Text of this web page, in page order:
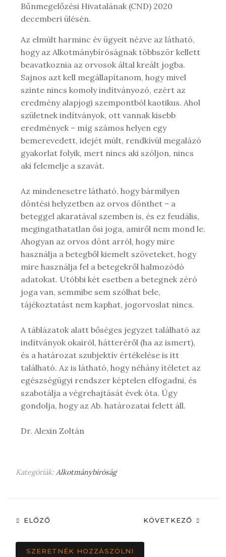
Bűnmegelőzési Hivatalának (CND) 2020
decemberi ülésén.
Az elmúlt harminc év ügyeit nézve az látható,
hogy az Alkotmánybíróságnak többször kellett
beavatkoznia az orvosok által kreált jogba.
Sajnos azt kell megállapítanom, hogy mivel
szinte nincs komoly indítványozó, ezért az
eredmény alapjogi szempontból kaotikus. Ahol
születnek indítványok, ott vannak kisebb
eredmények – míg számos helyen egy
bemerevedett, idejét múlt, rendkívül megalázó
gyakorlat folyik, mert nincs aki szóljon, nincs
aki felemelje a szavát.
Az mindenesetre látható, hogy bármilyen
döntési helyzetben az orvos dönthet – a
beteggel akaratával szemben is, és ez feudális,
megingathatatlan ősi joga, amiről nem mond le.
Ahogyan az orvos dönt arról, hogy mire
használja a betegből kiemelt szöveteket, hogy
mire használja fel a betegekről halmozódó
adatokat. Utóbbi két esetben a betegnek zéró
joga van, semmibe sem szólhat bele,
tájékoztatást nem kaphat, jogorvoslat nincs.
A táblázatok alatt bőséges jegyzet található az
indítványok okairól, hátteréről (ha az ismert),
és a határozat szubjektív értékelése is itt
található. Az is látható, hogy néhány ítéletet az
egészségügyi rendszer képtelen elfogadni, és
szabotálja a végrehajtását évek óta. Úgy
gondolja, hogy az Ab. határozatai felett áll.
Dr. Alexin Zoltán
Kategóriák: Alkotmánybíróság
ELŐZŐ KÖVETKEZŐ
SZERETNÉK HOZZÁSZÓLNI